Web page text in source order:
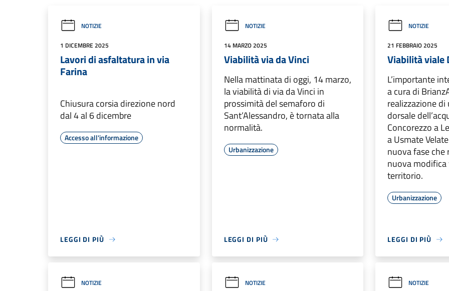
NOTIZIE
1 DICEMBRE 2025
Lavori di asfaltatura in via
Farina
Chiusura corsia direzione nord
dal 4 al 6 dicembre
Accesso all'informazione
LEGGI DI PIÙ
NOTIZIE
14 MARZO 2025
Viabilità via da Vinci
Nella mattinata di oggi, 14 marzo,
la viabilità di via da Vinci in
prossimità del semaforo di
Sant’Alessandro, è tornata alla
normalità.
Urbanizzazione
LEGGI DI PIÙ
NOTIZIE
21 FEBBRAIO 2025
Viabilità viale
L’importante
a cura di
realizzazione
dorsale
Concorezzo a
a Usmate
nuova fase che
nuova
territorio.
Urbanizzazione
LEGGI DI PIÙ
NOTIZIE NOTIZIE NOTIZIE